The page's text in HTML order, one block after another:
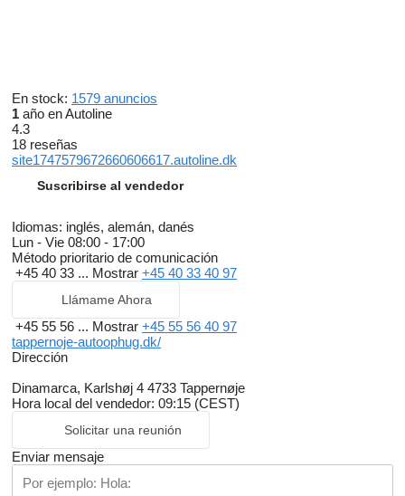
En stock: 1579 anuncios
1 año en Autoline
4.3
18 reseñas
site1747579672660606617.autoline.dk
Suscribirse al vendedor
Idiomas: inglés, alemán, danés
Lun - Vie 08:00 - 17:00
Método prioritario de comunicación
+45 40 33 ... Mostrar +45 40 33 40 97
Llámame Ahora
+45 55 56 ... Mostrar +45 55 56 40 97
tappernoje-autoophug.dk/
Dirección
Dinamarca, Karlshøj 4 4733 Tappernøje
Hora local del vendedor: 09:15 (CEST)
Solicitar una reunión
Enviar mensaje